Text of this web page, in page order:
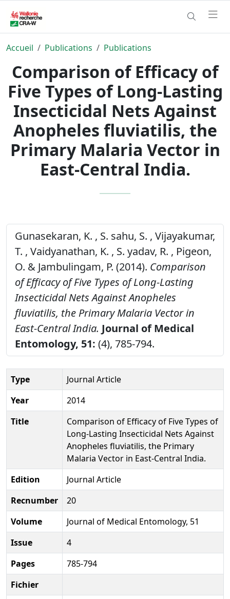
Accueil Publications Publications
Comparison of Efficacy of
Five Types of Long-Lasting
Insecticidal Nets Against
Anopheles fluviatilis, the
Primary Malaria Vector in
East-Central India.
Gunasekaran, K. , S. sahu, S. , Vijayakumar,
T. , Vaidyanathan, K. , S. yadav, R. , Pigeon,
O. & Jambulingam, P. (2014). Comparison
of Efficacy of Five Types of Long-Lasting
Insecticidal Nets Against Anopheles
fluviatilis, the Primary Malaria Vector in
East-Central India. Journal of Medical
Entomology, 51: (4), 785-794.
Type
Journal Article
Year
2014
Title
Comparison of Efficacy of Five Types of
Long-Lasting Insecticidal Nets Against
Anopheles fluviatilis, the Primary
Malaria Vector in East-Central India.
Edition
Journal Article
Recnumber
20
Volume
Journal of Medical Entomology, 51
Issue
4
Pages
785-794
Fichier